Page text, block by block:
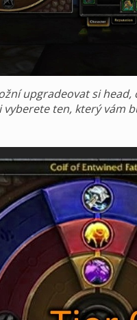
upgradeovat si
vyberete ten, který vám